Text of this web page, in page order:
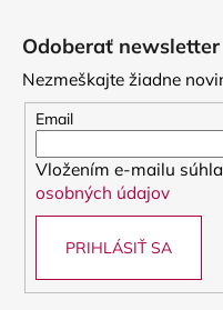
Odoberať newsletter
Nezmeškajte žiadne
Email
Vložením e-mailu
osobných údajov
PRIHLÁSIŤ SA